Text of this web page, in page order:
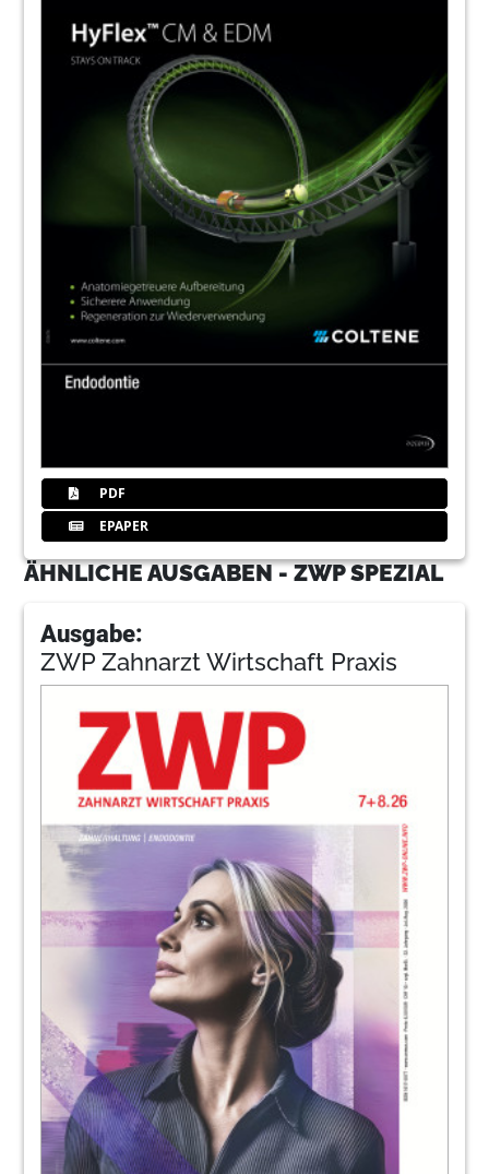
PDF
EPAPER
ÄHNLICHE AUSGABEN - ZWP SPEZIAL
Ausgabe:
ZWP Zahnarzt Wirtschaft Praxis